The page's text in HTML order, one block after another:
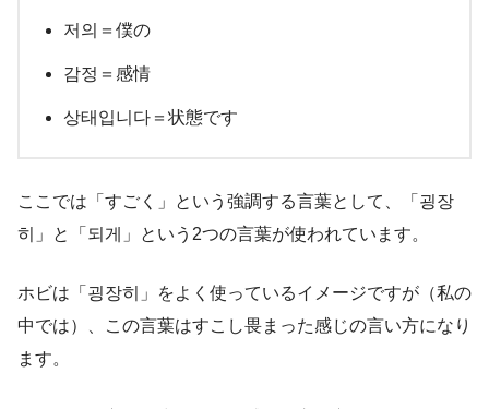
저의＝僕の
감정＝感情
상태입니다＝状態です
ここでは「すごく」という強調する言葉として、「굉장
히」と「되게」という2つの言葉が使われています。
ホビは「굉장히」をよく使っているイメージですが（私の
中では）、この言葉はすこし畏まった感じの言い方になり
ます。